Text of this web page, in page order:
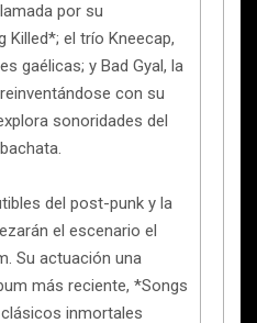
por su
Killed*; el trío Kneecap,
gaélicas; y Bad Gyal, la
con su
sonoridades del
del post-punk y la
el escenario el
Su actuación una
más reciente, *Songs
inmortales